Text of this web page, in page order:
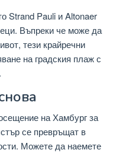
Strand Pauli и Altonaer
Въпреки че може да
тези крайречни
на градския плаж с
на Хамбург за
се превръщат в
Можете да наемете